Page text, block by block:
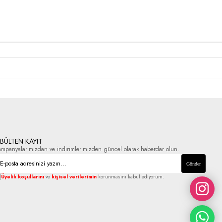
KAYIT
ve indirimlerimizden güncel olarak haberdar olun.
Gönder
Üyelik koşullarını ve kişisel verilerimin korunmasını kabul ediyorum.